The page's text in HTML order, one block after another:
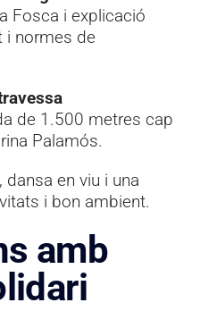
Fosca i explicació
i normes de
de 1.500 metres cap
Palamós.
dansa en viu i una
i bon ambient.
amb